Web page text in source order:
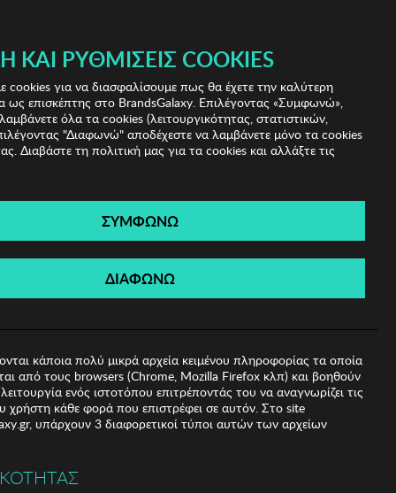
IRIS!
(0)
Mijolnir
ΚΑΙ ΡΥΘΜΊΣΕΙΣ COOKIES
cookies για να διασφαλίσουμε πως θα έχετε την καλύτερη
ως επισκέπτης στο BrandsGalaxy. Επιλέγοντας «Συμφωνώ»,
όλα τα cookies (λειτουργικότητας, στατιστικών,
"Διαφωνώ" αποδέχεστε να λαμβάνετε μόνο τα cookies
Διαβάστε τη πολιτική μας για τα cookies και αλλάξτε τις
ΣΥΜΦΩΝΩ
ΔΙΑΦΩΝΩ
κάποια πολύ μικρά αρχεία κειμένου πληροφορίας τα οποία
από τους browsers (Chrome, Mozilla Firefox κλπ) και βοηθούν
ενός ιστοτόπου επιτρέποντάς του να αναγνωρίζει τις
χρήστη κάθε φορά που επιστρέφει σε αυτόν. Στο site
υπάρχουν 3 διαφορετικοί τύποι αυτών των αρχείων